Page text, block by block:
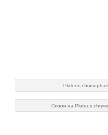
Pluteus
Спори на Pluteus